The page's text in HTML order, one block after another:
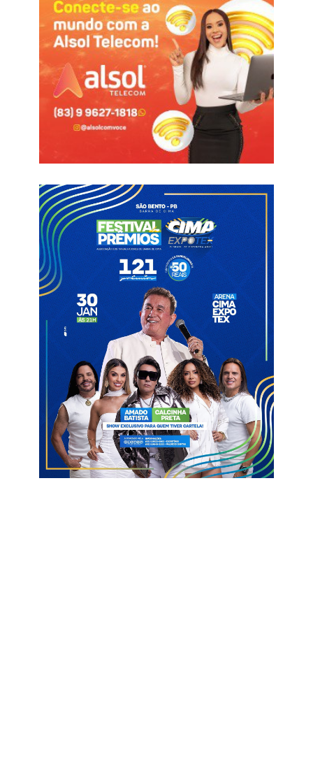
do Sertão, agora dão um passo importante em suas carreiras
ao integrarem oficialmente o elenco profissional do clube.
Em nota, a diretoria do Esporte destacou o orgulho em ver o
trabalho de formação de atletas render frutos concretos e
reforçou o compromisso com o fortalecimento da base.
“O Esporte se orgulha em ver o talento da base ganhar espaço
no profissional e reafirma o compromisso de seguir formando
e valorizando seus jovens atletas”, diz o comunicado.
Com a ascensão dos jovens campeões, o Esporte de Patos
busca consolidar um modelo de continuidade entre a base e o
time principal, apostando no desenvolvimento local como pilar
de seu projeto esportivo para os próximos anos.
Informações com Patos Online
Atletas Equipe de base
Esporte de Patos